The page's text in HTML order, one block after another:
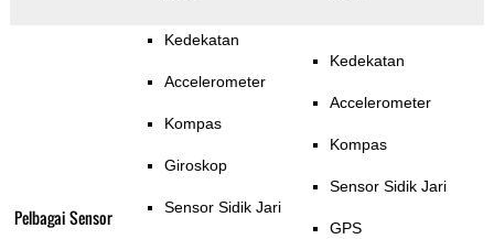
Pelbagai Sensor
Kedekatan
Accelerometer
Kompas
Giroskop
Sensor Sidik Jari
Kedekatan
Accelerometer
Kompas
Sensor Sidik Jari
GPS